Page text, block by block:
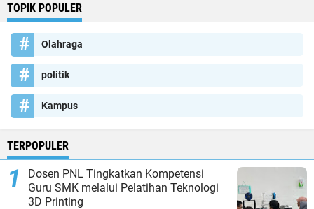
TOPIK POPULER
Olahraga
politik
Kampus
TERPOPULER
Dosen PNL Tingkatkan Kompetensi
Guru SMK melalui Pelatihan Teknologi
3D Printing